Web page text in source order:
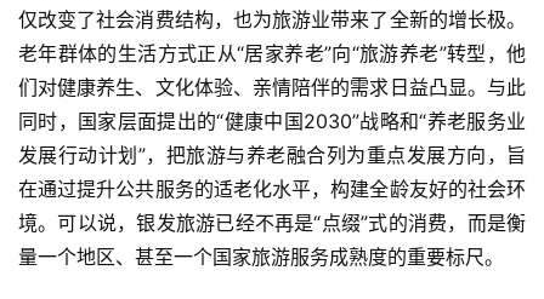
仅改变了社会消费结构，也为旅游业带来了全新的增长极。
老年群体的生活方式正从“居家养老”向“旅游养老”转型，他
们对健康养生、文化体验、亲情陪伴的需求日益凸显。与此
同时，国家层面提出的“健康中国2030”战略和“养老服务业
发展行动计划”，把旅游与养老融合列为重点发展方向，旨
在通过提升公共服务的适老化水平，构建全龄友好的社会环
境。可以说，银发旅游已经不再是“点缀”式的消费，而是衡
量一个地区、甚至一个国家旅游服务成熟度的重要标尺。